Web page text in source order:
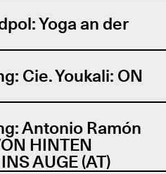
Yoga an der
Cie. Youkali: ON
Antonio Ramón
HINTEN
AUGE (AT)